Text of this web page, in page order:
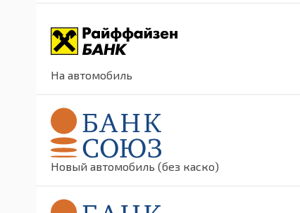
На автомобиль
Новый автомобиль (без каско)